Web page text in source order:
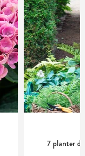
7 planter